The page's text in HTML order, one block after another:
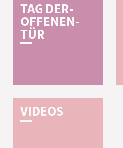
TAG DER­
OFFENEN­
TÜR
V­I­D­E­O­S